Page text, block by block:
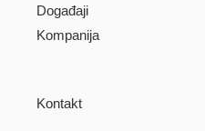
Događaji
Kompanija
Kontakt